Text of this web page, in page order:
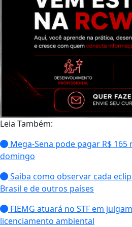
Leia Também:
Mega-Sena pode pagar R$
domingo
Saiba como observar cada
Brasil e de outros países
FIEMG atuará no STF em
licenciamento ambiental